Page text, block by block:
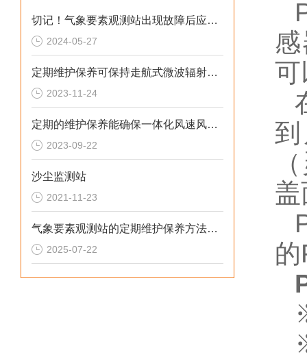
切记！气象要素观测站出现故障后应及时解决
2024-05-27
定期维护保养可保持走航式微波辐射计的良好状态
2023-11-24
定期的维护保养能确保一体化风速风向传感器可靠性
2023-09-22
沙尘监测站
2021-11-23
气象要素观测站的定期维护保养方法分享
2025-07-22
可
的